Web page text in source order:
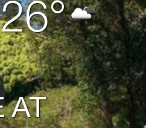
AT